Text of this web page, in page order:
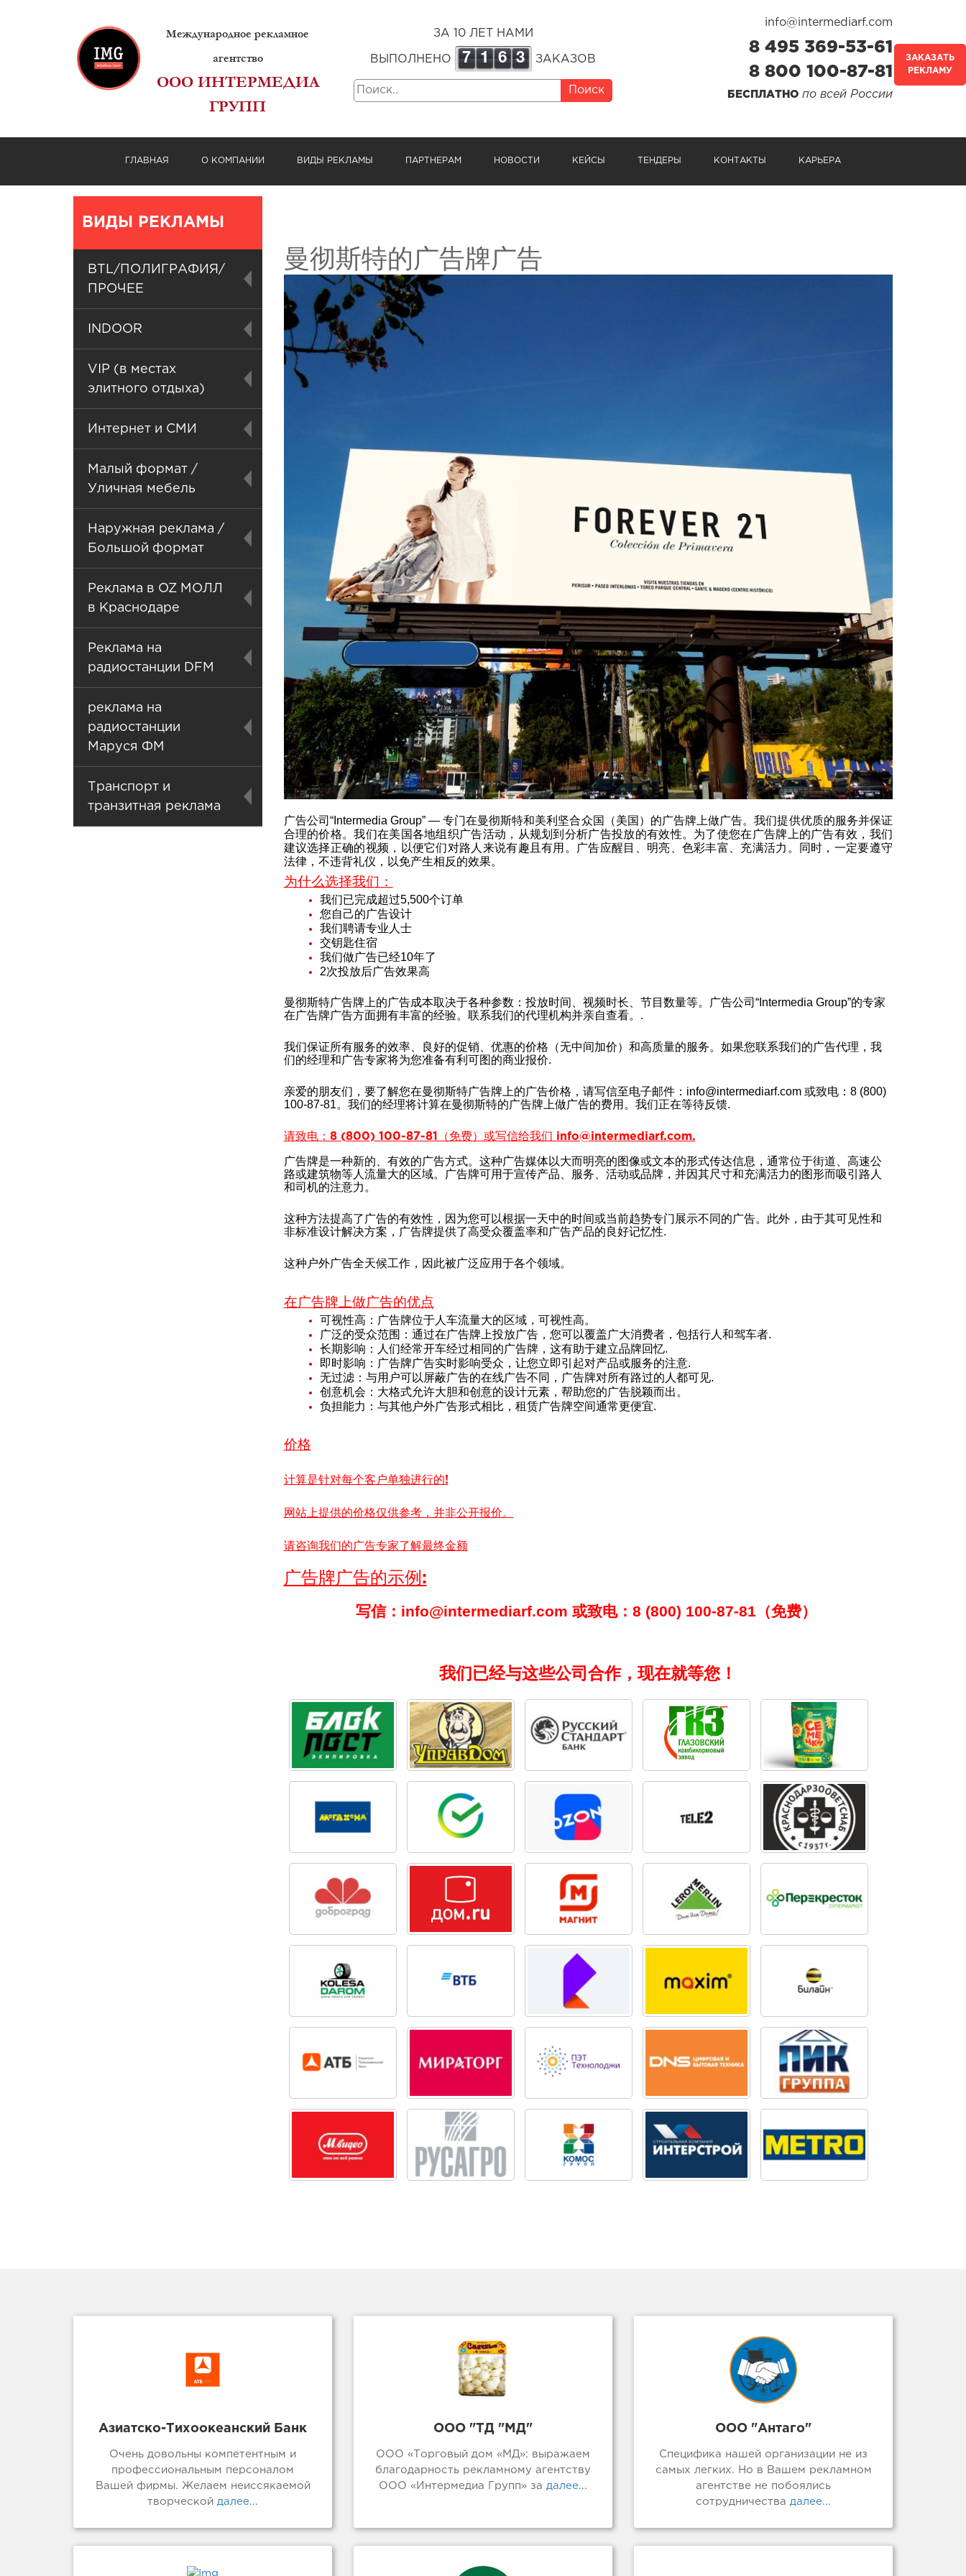
Международное рекламное
агентство
ООО ИНТЕРМЕДИА
ГРУПП
ЗА 10 ЛЕТ НАМИ
ВЫПОЛНЕНО 7 1 6 3 ЗАКАЗОВ
Поиск
info@intermediarf.com
8 495 369-53-61
8 800 100-87-81
БЕСПЛАТНО по всей России
ГЛАВНАЯ О КОМПАНИИ ВИДЫ РЕКЛАМЫ ПАРТНЕРАМ НОВОСТИ КЕЙСЫ ТЕНДЕРЫ КОНТАКТЫ КАРЬЕРА
ЗАКАЗАТЬ
РЕКЛАМУ
ВИДЫ РЕКЛАМЫ
BTL/ПОЛИГРАФИЯ/
ПРОЧЕЕ
INDOOR
VIP (в местах
элитного отдыха)
Интернет и СМИ
Малый формат /
Уличная мебель
Наружная реклама /
Большой формат
Реклама в OZ МОЛЛ
в Краснодаре
Реклама на
радиостанции DFM
реклама на
радиостанции
Маруся ФМ
Транспорт и
транзитная реклама
曼彻斯特的广告牌广告
广告公司“Intermedia Group” — 专门在曼彻斯特和美利坚合众国（美国）的广告牌上做广告。我们提供优质的服务并保证
合理的价格。我们在美国各地组织广告活动，从规划到分析广告投放的有效性。为了使您在广告牌上的广告有效，我们
建议选择正确的视频，以便它们对路人来说有趣且有用。广告应醒目、明亮、色彩丰富、充满活力。同时，一定要遵守
法律，不违背礼仪，以免产生相反的效果。
为什么选择我们：
我们已完成超过5,500个订单
您自己的广告设计
我们聘请专业人士
交钥匙住宿
我们做广告已经10年了
2次投放后广告效果高
曼彻斯特广告牌上的广告成本取决于各种参数：投放时间、视频时长、节目数量等。广告公司“Intermedia Group”的专家
在广告牌广告方面拥有丰富的经验。联系我们的代理机构并亲自查看。.
我们保证所有服务的效率、良好的促销、优惠的价格（无中间加价）和高质量的服务。如果您联系我们的广告代理，我
们的经理和广告专家将为您准备有利可图的商业报价.
亲爱的朋友们，要了解您在曼彻斯特广告牌上的广告价格，请写信至电子邮件：info@intermediarf.com 或致电：8 (800)
100-87-81。我们的经理将计算在曼彻斯特的广告牌上做广告的费用。我们正在等待反馈.
请致电：8 (800) 100-87-81（免费）或写信给我们 info@intermediarf.com.
广告牌是一种新的、有效的广告方式。这种广告媒体以大而明亮的图像或文本的形式传达信息，通常位于街道、高速公
路或建筑物等人流量大的区域。广告牌可用于宣传产品、服务、活动或品牌，并因其尺寸和充满活力的图形而吸引路人
和司机的注意力。
这种方法提高了广告的有效性，因为您可以根据一天中的时间或当前趋势专门展示不同的广告。此外，由于其可见性和
非标准设计解决方案，广告牌提供了高受众覆盖率和广告产品的良好记忆性.
这种户外广告全天候工作，因此被广泛应用于各个领域。
在广告牌上做广告的优点
可视性高：广告牌位于人车流量大的区域，可视性高。
广泛的受众范围：通过在广告牌上投放广告，您可以覆盖广大消费者，包括行人和驾车者.
长期影响：人们经常开车经过相同的广告牌，这有助于建立品牌回忆.
即时影响：广告牌广告实时影响受众，让您立即引起对产品或服务的注意.
无过滤：与用户可以屏蔽广告的在线广告不同，广告牌对所有路过的人都可见.
创意机会：大格式允许大胆和创意的设计元素，帮助您的广告脱颖而出。
负担能力：与其他户外广告形式相比，租赁广告牌空间通常更便宜.
价格
计算是针对每个客户单独进行的!
网站上提供的价格仅供参考，并非公开报价。
请咨询我们的广告专家了解最终金额
广告牌广告的示例:
写信：info@intermediarf.com 或致电：8 (800) 100-87-81（免费）
我们已经与这些公司合作，现在就等您！
Азиатско-Тихоокеанский Банк
Очень довольны компетентным и
профессиональным персоналом
Вашей фирмы. Желаем неиссякаемой
творческой далее...
ООО "ТД "МД"
ООО «Торговый дом «МД»: выражаем
благодарность рекламному агентству
ООО «Интермедиа Групп» за далее...
ООО "Антаго"
Специфика нашей организации не из
самых легких. Но в Вашем рекламном
агентстве не побоялись
сотрудничества далее...